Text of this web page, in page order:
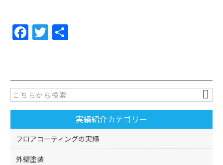
F
a
e
b
o
o
k
T
w
er
実績紹介カテゴリー
フロアコーティングの実績
外壁塗装